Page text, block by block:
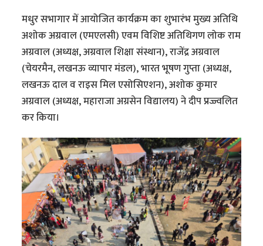
मधुर सभागार में आयोजित कार्यक्रम का शुभारंभ मुख्य अतिथि
अशोक अग्रवाल (एमएलसी) एवम विशिष्ट अतिथिगण लोक राम
अग्रवाल (अध्यक्ष, अग्रवाल शिक्षा संस्थान), राजेंद्र अग्रवाल
(चेयरमैन, लखनऊ व्यापार मंडल), भारत भूषण गुप्ता (अध्यक्ष,
लखनऊ दाल व राइस मिल एसोसिएशन), अशोक कुमार
अग्रवाल (अध्यक्ष, महाराजा अग्रसेन विद्यालय) ने दीप प्रज्ज्वलित
कर किया।